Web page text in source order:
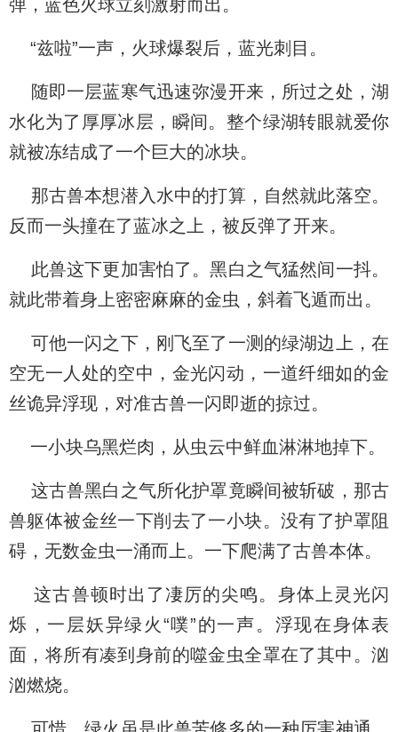
弹，蓝色火球立刻激射而出。
“兹啦”一声，火球爆裂后，蓝光刺目。
随即一层蓝寒气迅速弥漫开来，所过之处，湖
水化为了厚厚冰层，瞬间。整个绿湖转眼就爱你
就被冻结成了一个巨大的冰块。
那古兽本想潜入水中的打算，自然就此落空。
反而一头撞在了蓝冰之上，被反弹了开来。
此兽这下更加害怕了。黑白之气猛然间一抖。
就此带着身上密密麻麻的金虫，斜着飞遁而出。
可他一闪之下，刚飞至了一测的绿湖边上，在
空无一人处的空中，金光闪动，一道纤细如的金
丝诡异浮现，对准古兽一闪即逝的掠过。
一小块乌黑烂肉，从虫云中鲜血淋淋地掉下。
这古兽黑白之气所化护罩竟瞬间被斩破，那古
兽躯体被金丝一下削去了一小块。没有了护罩阻
碍，无数金虫一涌而上。一下爬满了古兽本体。
这古兽顿时出了凄厉的尖鸣。身体上灵光闪
烁，一层妖异绿火“噗”的一声。浮现在身体表
面，将所有凑到身前的噬金虫全罩在了其中。汹
汹燃烧。